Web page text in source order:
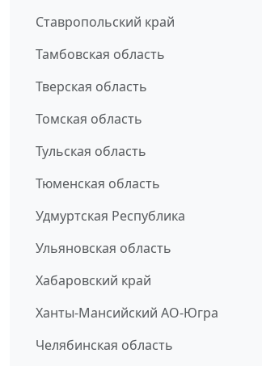
Ставропольский край
Тамбовская область
Тверская область
Томская область
Тульская область
Тюменская область
Удмуртская Республика
Ульяновская область
Хабаровский край
Ханты-Мансийский АО-Югра
Челябинская область